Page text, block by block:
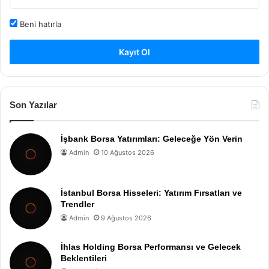
Beni hatırla
Kayıt Ol
Son Yazılar
İşbank Borsa Yatırımları: Geleceğe Yön Verin
Admin 10 Ağustos 2026
İstanbul Borsa Hisseleri: Yatırım Fırsatları ve
Trendler
Admin 9 Ağustos 2026
İhlas Holding Borsa Performansı ve Gelecek
Beklentileri